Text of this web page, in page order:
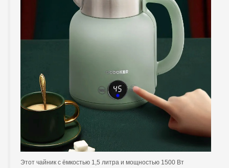
Этот чайник с ёмкостью 1,5 литра и мощностью 1500 Вт